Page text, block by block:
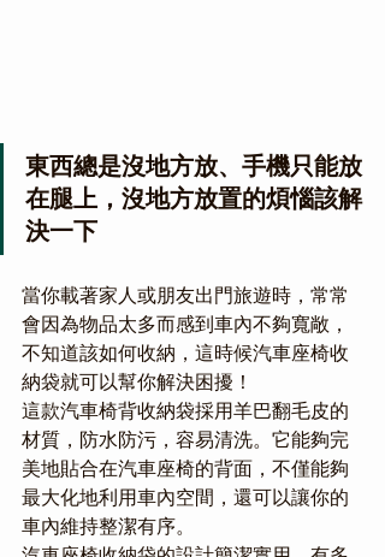
東西總是沒地方放、手機只能放
在腿上，沒地方放置的煩惱該解
決一下
當你載著家人或朋友出門旅遊時，常常
會因為物品太多而感到車內不夠寬敞，
不知道該如何收納，這時候汽車座椅收
納袋就可以幫你解決困擾！
這款汽車椅背收納袋採用羊巴翻毛皮的
材質，防水防污，容易清洗。它能夠完
美地貼合在汽車座椅的背面，不僅能夠
最大化地利用車內空間，還可以讓你的
車內維持整潔有序。